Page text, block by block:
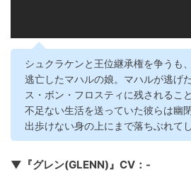
シュクラケンと王位継承権を争うも
逃亡したマハルの娘。マハルが逃げ
ス・ボン・フロスティに残されるこ
不足ない生活を送っていた彼らは幽
出歩けない身の上にまで落ちぶれて
▼『グレン(GLENN)』CV：-